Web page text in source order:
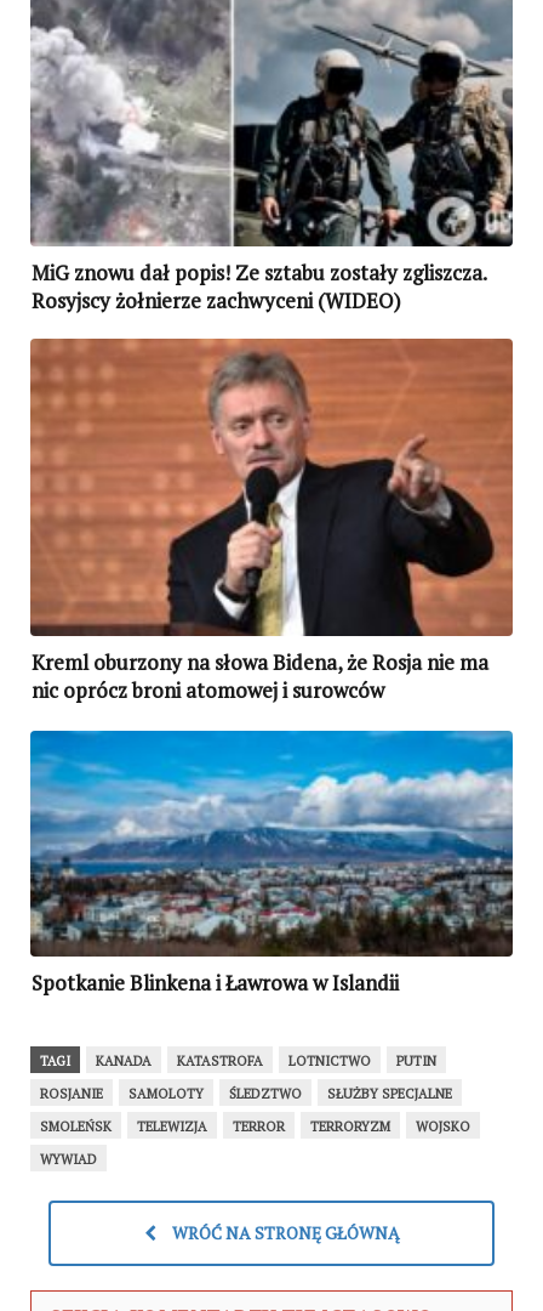
MiG znowu dał popis! Ze sztabu zostały zgliszcza.
Rosyjscy żołnierze zachwyceni (WIDEO)
Kreml oburzony na słowa Bidena, że Rosja nie ma
nic oprócz broni atomowej i surowców
Spotkanie Blinkena i Ławrowa w Islandii
TAGI KANADA KATASTROFA LOTNICTWO
PUTIN
ROSJANIE
SAMOLOTY ŚLEDZTWO
SŁUŻBY SPECJALNE
SMOLEŃSK
TELEWIZJA TERROR TERRORYZM
WOJSKO
WYWIAD
WRÓĆ NA STRONĘ GŁÓWNĄ